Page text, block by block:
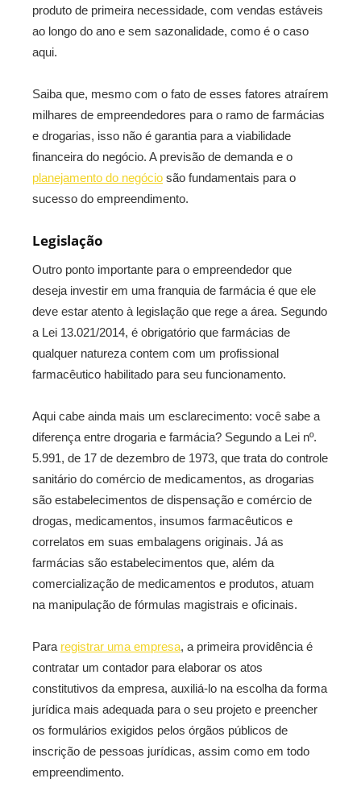
produto de primeira necessidade, com vendas estáveis
ao longo do ano e sem sazonalidade, como é o caso
aqui.
Saiba que, mesmo com o fato de esses fatores atraírem
milhares de empreendedores para o ramo de farmácias
e drogarias, isso não é garantia para a viabilidade
financeira do negócio. A previsão de demanda e o
planejamento do negócio são fundamentais para o
sucesso do empreendimento.
Legislação
Outro ponto importante para o empreendedor que
deseja investir em uma franquia de farmácia é que ele
deve estar atento à legislação que rege a área. Segundo
a Lei 13.021/2014, é obrigatório que farmácias de
qualquer natureza contem com um profissional
farmacêutico habilitado para seu funcionamento.
Aqui cabe ainda mais um esclarecimento: você sabe a
diferença entre drogaria e farmácia? Segundo a Lei nº.
5.991, de 17 de dezembro de 1973, que trata do controle
sanitário do comércio de medicamentos, as drogarias
são estabelecimentos de dispensação e comércio de
drogas, medicamentos, insumos farmacêuticos e
correlatos em suas embalagens originais. Já as
farmácias são estabelecimentos que, além da
comercialização de medicamentos e produtos, atuam
na manipulação de fórmulas magistrais e oficinais.
Para registrar uma empresa, a primeira providência é
contratar um contador para elaborar os atos
constitutivos da empresa, auxiliá-lo na escolha da forma
jurídica mais adequada para o seu projeto e preencher
os formulários exigidos pelos órgãos públicos de
inscrição de pessoas jurídicas, assim como em todo
empreendimento.